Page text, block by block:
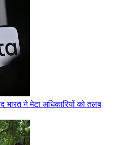
भारत ने मेटा अधिकारियों को तलब